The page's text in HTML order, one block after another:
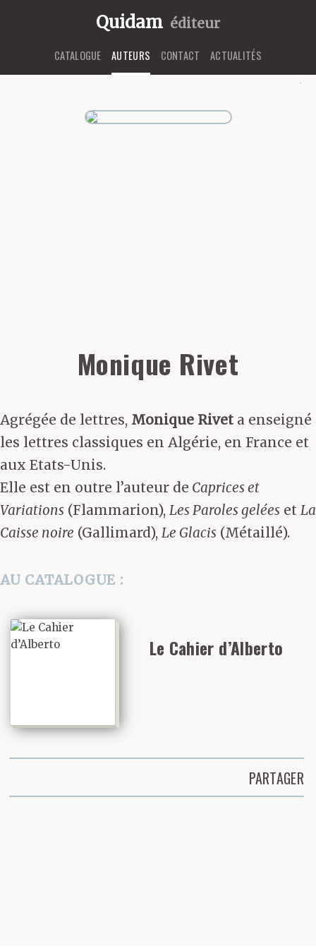
Quidam éditeur
CATALOGUE AUTEURS CONTACT ACTUALITÉS
Monique Rivet
Agrégée de lettres, Monique Rivet a enseigné
les lettres classiques en Algérie, en France et
aux Etats-Unis.
Elle est en outre l’auteur de Caprices et
Variations (Flammarion), Les Paroles gelées et La
Caisse noire (Gallimard), Le Glacis (Métaillé).
AU CATALOGUE :
Le Cahier d’Alberto
PARTAGER